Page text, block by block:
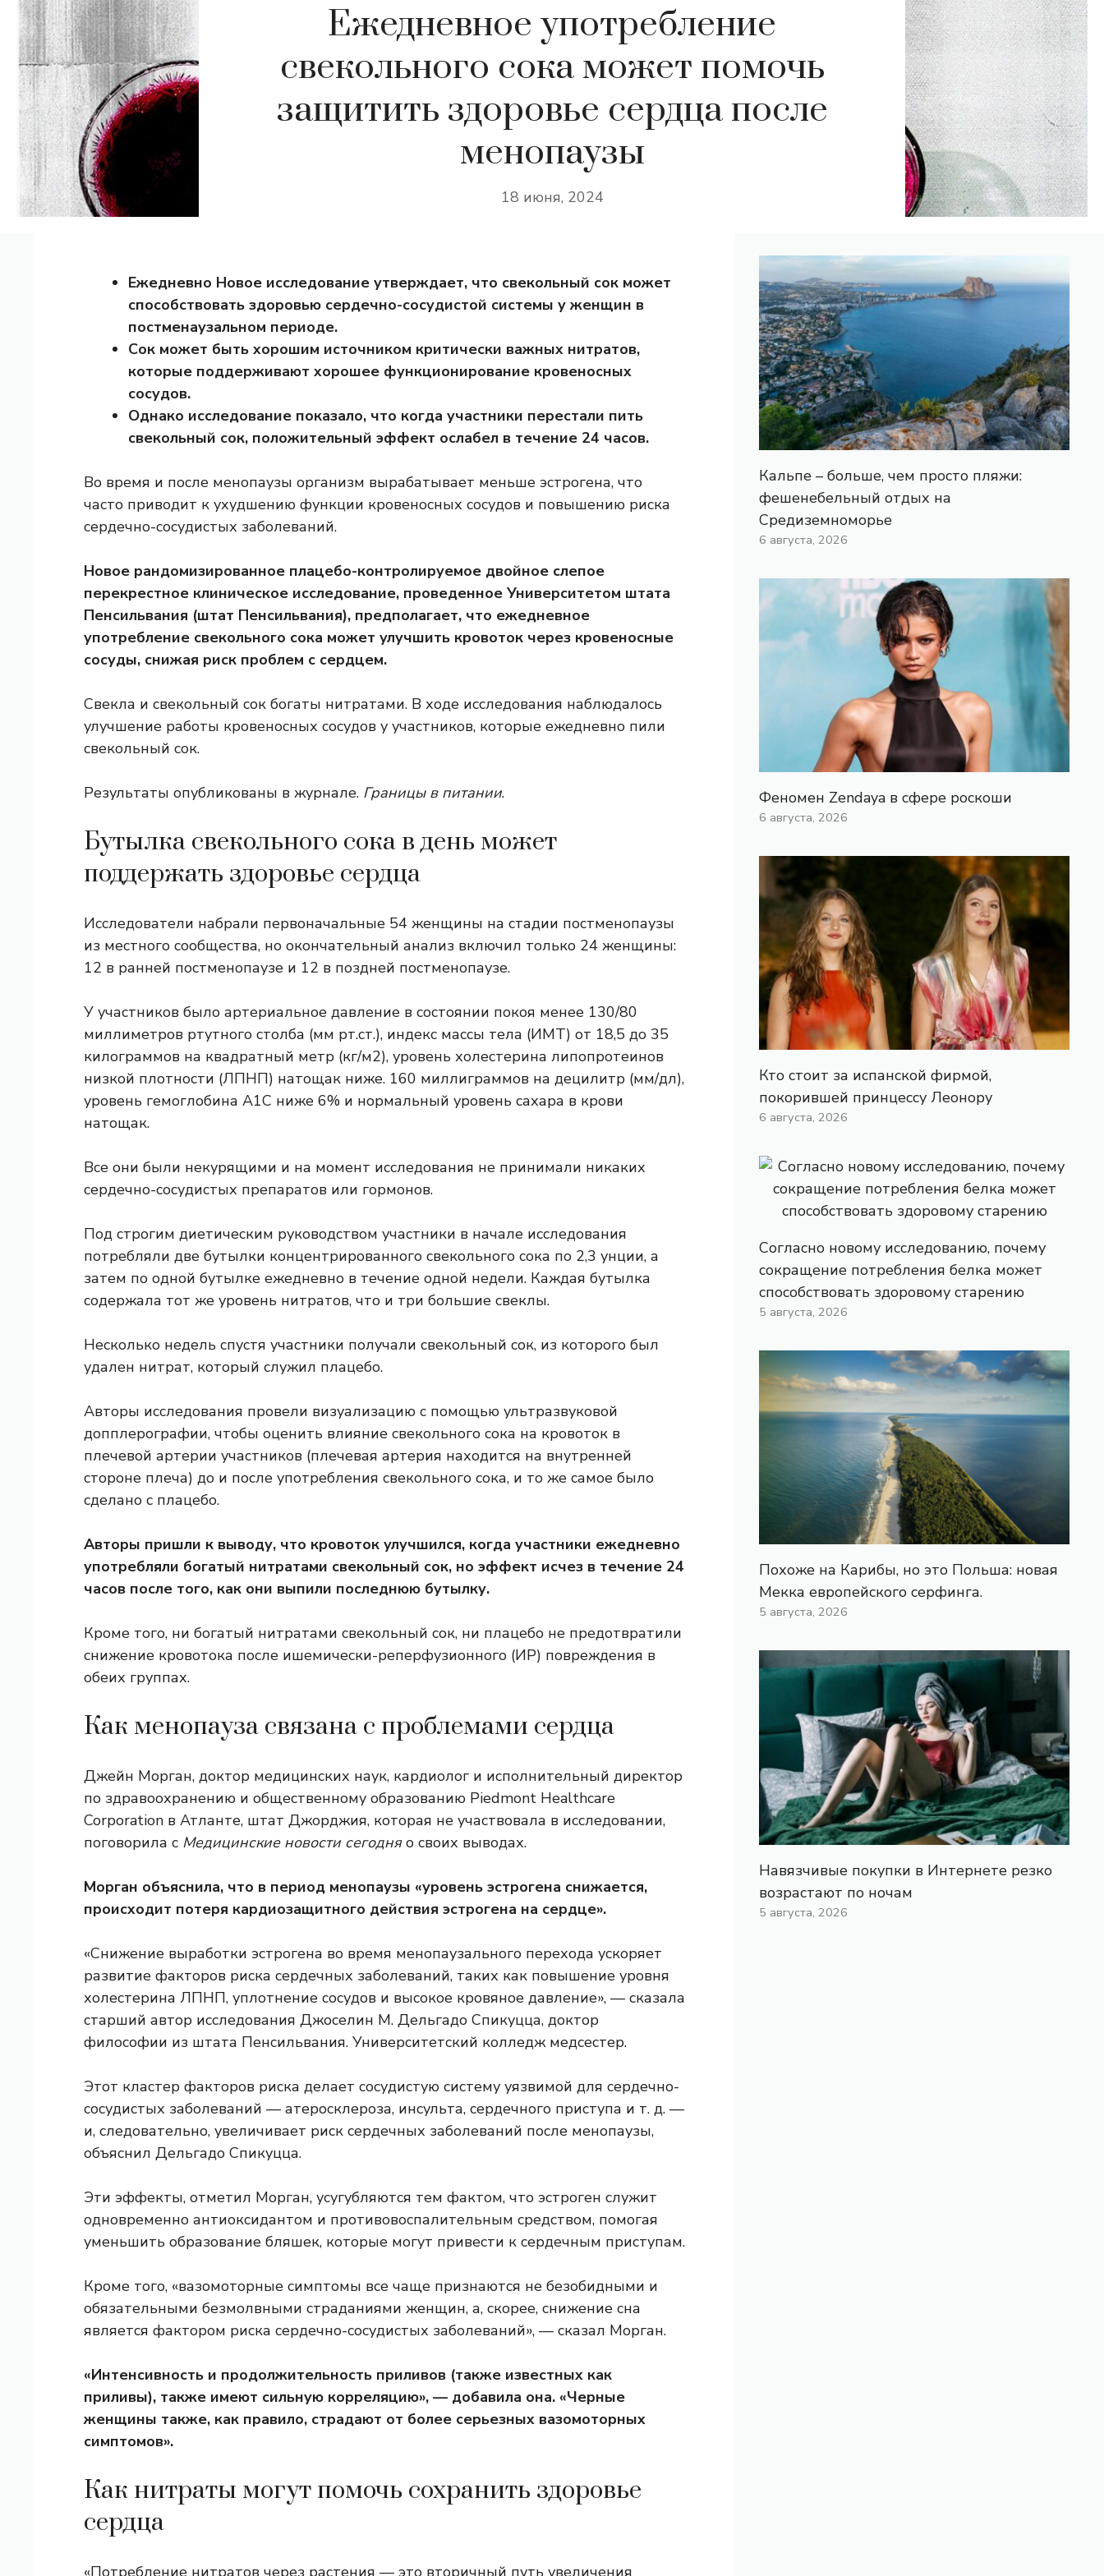
Ежедневное употребление
свекольного сока может помочь
защитить здоровье сердца после
менопаузы
18 июня, 2024
Ежедневно Новое исследование утверждает, что свекольный сок может
способствовать здоровью сердечно-сосудистой системы у женщин в
постменаузальном периоде.
Сок может быть хорошим источником критически важных нитратов,
которые поддерживают хорошее функционирование кровеносных
сосудов.
Однако исследование показало, что когда участники перестали пить
свекольный сок, положительный эффект ослабел в течение 24 часов.
Во время и после менопаузы организм вырабатывает меньше эстрогена, что
часто приводит к ухудшению функции кровеносных сосудов и повышению риска
сердечно-сосудистых заболеваний.
Новое рандомизированное плацебо-контролируемое двойное слепое
перекрестное клиническое исследование, проведенное Университетом штата
Пенсильвания (штат Пенсильвания), предполагает, что ежедневное
употребление свекольного сока может улучшить кровоток через кровеносные
сосуды, снижая риск проблем с сердцем.
Свекла и свекольный сок богаты нитратами. В ходе исследования наблюдалось
улучшение работы кровеносных сосудов у участников, которые ежедневно пили
свекольный сок.
Результаты опубликованы в журнале. Границы в питании.
Бутылка свекольного сока в день может
поддержать здоровье сердца
Исследователи набрали первоначальные 54 женщины на стадии постменопаузы
из местного сообщества, но окончательный анализ включил только 24 женщины:
12 в ранней постменопаузе и 12 в поздней постменопаузе.
У участников было артериальное давление в состоянии покоя менее 130/80
миллиметров ртутного столба (мм рт.ст.), индекс массы тела (ИМТ) от 18,5 до 35
килограммов на квадратный метр (кг/м2), уровень холестерина липопротеинов
низкой плотности (ЛПНП) натощак ниже. 160 миллиграммов на децилитр (мм/дл),
уровень гемоглобина A1C ниже 6% и нормальный уровень сахара в крови
натощак.
Все они были некурящими и на момент исследования не принимали никаких
сердечно-сосудистых препаратов или гормонов.
Под строгим диетическим руководством участники в начале исследования
потребляли две бутылки концентрированного свекольного сока по 2,3 унции, а
затем по одной бутылке ежедневно в течение одной недели. Каждая бутылка
содержала тот же уровень нитратов, что и три большие свеклы.
Несколько недель спустя участники получали свекольный сок, из которого был
удален нитрат, который служил плацебо.
Авторы исследования провели визуализацию с помощью ультразвуковой
допплерографии, чтобы оценить влияние свекольного сока на кровоток в
плечевой артерии участников (плечевая артерия находится на внутренней
стороне плеча) до и после употребления свекольного сока, и то же самое было
сделано с плацебо.
Авторы пришли к выводу, что кровоток улучшился, когда участники ежедневно
употребляли богатый нитратами свекольный сок, но эффект исчез в течение 24
часов после того, как они выпили последнюю бутылку.
Кроме того, ни богатый нитратами свекольный сок, ни плацебо не предотвратили
снижение кровотока после ишемически-реперфузионного (ИР) повреждения в
обеих группах.
Как менопауза связана с проблемами сердца
Джейн Морган, доктор медицинских наук, кардиолог и исполнительный директор
по здравоохранению и общественному образованию Piedmont Healthcare
Corporation в Атланте, штат Джорджия, которая не участвовала в исследовании,
поговорила с Медицинские новости сегодняо своих выводах.
Морган объяснила, что в период менопаузы «уровень эстрогена снижается,
происходит потеря кардиозащитного действия эстрогена на сердце».
«Снижение выработки эстрогена во время менопаузального перехода ускоряет
развитие факторов риска сердечных заболеваний, таких как повышение уровня
холестерина ЛПНП, уплотнение сосудов и высокое кровяное давление», — сказала
старший автор исследования Джоселин М. Дельгадо Спикуцца, доктор
философии из штата Пенсильвания. Университетский колледж медсестер.
Этот кластер факторов риска делает сосудистую систему уязвимой для сердечно-
сосудистых заболеваний — атеросклероза, инсульта, сердечного приступа и т. д. —
и, следовательно, увеличивает риск сердечных заболеваний после менопаузы,
объяснил Дельгадо Спикуцца.
Эти эффекты, отметил Морган, усугубляются тем фактом, что эстроген служит
одновременно антиоксидантом и противовоспалительным средством, помогая
уменьшить образование бляшек, которые могут привести к сердечным приступам.
Кроме того, «вазомоторные симптомы все чаще признаются не безобидными и
обязательными безмолвными страданиями женщин, а, скорее, снижение сна
является фактором риска сердечно-сосудистых заболеваний», — сказал Морган.
«Интенсивность и продолжительность приливов (также известных как
приливы), также имеют сильную корреляцию», — добавила она. «Черные
женщины также, как правило, страдают от более серьезных вазомоторных
симптомов».
Как нитраты могут помочь сохранить здоровье
сердца
Кальпе – больше, чем просто пляжи:
фешенебельный отдых на
Средиземноморье
6 августа, 2026
Феномен Zendaya в сфере роскоши
6 августа, 2026
Кто стоит за испанской фирмой,
покорившей принцессу Леонору
6 августа, 2026
Согласно новому исследованию, почему
сокращение потребления белка может
способствовать здоровому старению
5 августа, 2026
Похоже на Карибы, но это Польша: новая
Мекка европейского серфинга.
5 августа, 2026
Навязчивые покупки в Интернете резко
возрастают по ночам
5 августа, 2026